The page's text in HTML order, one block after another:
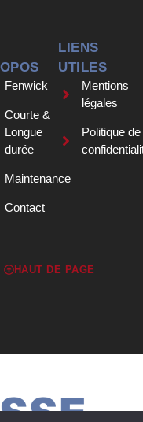
Fenwick
Courte &
Longue
durée
Maintenance
Contact
LIENS
UTILES
Mentions
légales
Politique de
HAUT DE PAGE